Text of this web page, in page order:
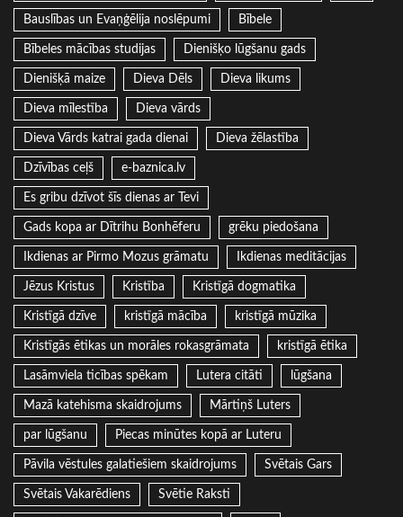
Bauslības un Evaņģēlija noslēpumi Bībele
Bībeles mācības studijas Dienišķo lūgšanu gads
Dienišķā maize Dieva Dēls Dieva likums
Dieva mīlestība Dieva vārds
Dieva Vārds katrai gada dienai Dieva žēlastība
Dzīvības ceļš e-baznica.lv
Es gribu dzīvot šīs dienas ar Tevi
Gads kopa ar Dītrihu Bonhēferu grēku piedošana
Ikdienas ar Pirmo Mozus grāmatu Ikdienas meditācijas
Jēzus Kristus Kristība Kristīgā dogmatika
Kristīgā dzīve kristīgā mācība kristīgā mūzika
Kristīgās ētikas un morāles rokasgrāmata kristīgā ētika
Lasāmviela ticības spēkam Lutera citāti lūgšana
Mazā katehisma skaidrojums Mārtiņš Luters
par lūgšanu Piecas minūtes kopā ar Luteru
Pāvila vēstules galatiešiem skaidrojums Svētais Gars
Svētais Vakarēdiens Svētie Raksti